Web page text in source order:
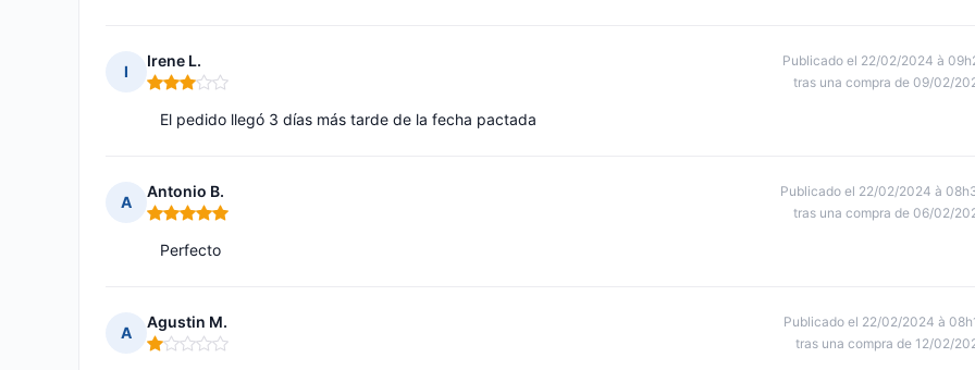
I
Irene L.
Nota: 3 de 5
Publicado el 22/02/2024 à
tras una compra de 09/02/
El pedido llegó 3 días más tarde de la fecha pactada
A
Antonio B.
Nota: 5 de 5
Publicado el 22/02/2024 à
tras una compra de 06/02/
Perfecto
A
Agustin M.
Nota: 1 de 5
Publicado el 22/02/2024 à
tras una compra de 12/02/